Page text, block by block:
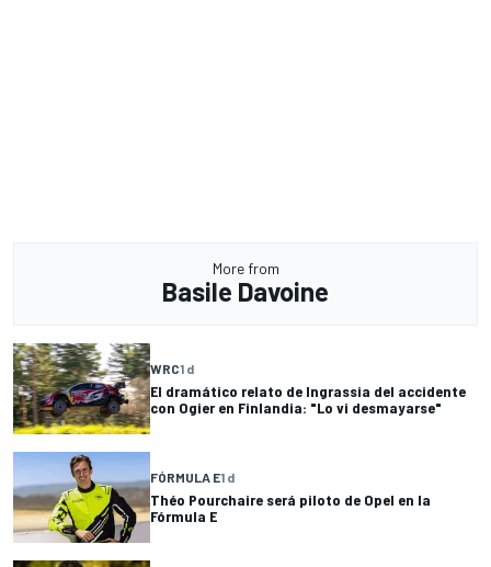
More from
Basile Davoine
WRC1 d
El dramático relato de Ingrassia del accidente
con Ogier en Finlandia: "Lo vi desmayarse"
FÓRMULA E1 d
Théo Pourchaire será piloto de Opel en la
Fórmula E